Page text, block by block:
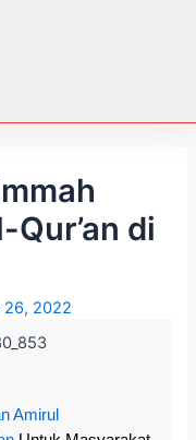
di
26, 2022
Amirul